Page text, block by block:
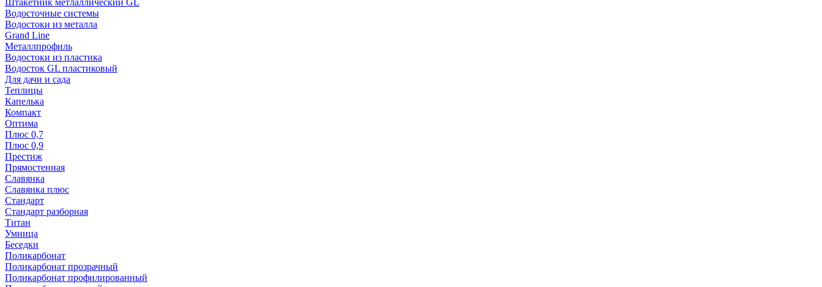
Штакетник метлаллический GL
Водосточные системы
Водостоки из металла
Grand Line
Металлпрофиль
Водостоки из пластика
Водосток GL пластиковый
Для дачи и сада
Теплицы
Капелька
Компакт
Оптима
Плюс 0,7
Плюс 0,9
Престиж
Прямостенная
Славянка
Славянка плюс
Стандарт
Стандарт разборная
Титан
Умница
Беседки
Поликарбонат
Поликарбонат прозрачный
Поликарбонат профилированный